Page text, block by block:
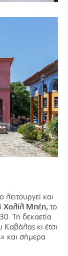
και
Χαλίλ Μπέη, το
Τη δεκαετία
κι έτσι
και σήμερα